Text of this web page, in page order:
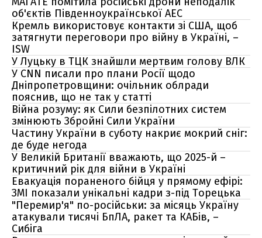
об'єктів Південноукраїнської АЕС
Кремль використовує контакти зі США, щоб
затягнути переговори про війну в Україні, –
ISW
У Луцьку в ТЦК знайшли мертвим голову ВЛК
У CNN писали про плани Росії щодо
Дніпропетровщини: очільник облради
пояснив, що не так у статті
Війна розуму: як Сили безпілотних систем
змінюють Збройні Сили України
Частину України в суботу накриє мокрий сніг:
де буде негода
У Великій Британії вважають, що 2025-й –
критичний рік для війни в Україні
Евакуація пораненого бійця у прямому ефірі:
ЗМІ показали унікальні кадри з-під Торецька
"Перемир'я" по-російськи: за місяць Україну
атакували тисячі БпЛА, ракет та КАБів, –
Сибіга